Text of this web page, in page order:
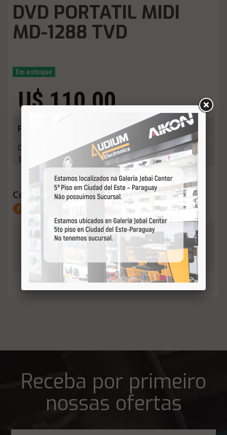
DVD PORTATIL MIDI
MD-1288 TVD
Em estoque
U$ 110,00
Preço em R$ 577,50
Cotação 06/08/2026
1U$ = R$ 5.25
Compartilhar:
QUANTIDADE
0 Adicionar
ao orçamento
Receba por primeiro
nossas ofertas